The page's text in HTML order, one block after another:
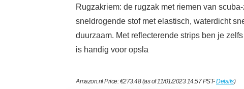
Rugzakriem: de rugzak met riemen van
sneldrogende stof met elastisch, waterdicht
duurzaam. Met reflecterende strips ben je
is handig voor opsla
Amazon.nl Price:€273.48(as of 11/01/2023 14:57 PST-Details)